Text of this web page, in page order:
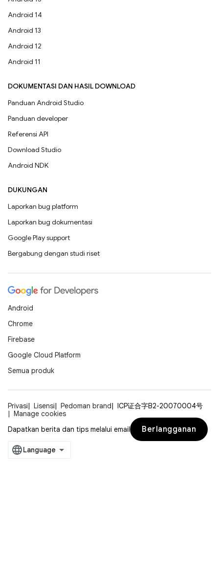
Android 14
Android 13
Android 12
Android 11
DOKUMENTASI DAN HASIL DOWNLOAD
Panduan Android Studio
Panduan developer
Referensi API
Download Studio
Android NDK
DUKUNGAN
Laporkan bug platform
Laporkan bug dokumentasi
Google Play support
Bergabung dengan studi riset
Android
Chrome
Firebase
Google Cloud Platform
Semua produk
Privasi Lisensi Pedoman brand
ICP证合字B2-20070004号
Manage cookies
Dapatkan berita dan tips melalui email
Berlangganan